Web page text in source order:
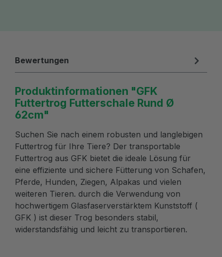
Bewertungen
Produktinformationen "GFK
Futtertrog Futterschale Rund Ø
62cm"
Suchen Sie nach einem robusten und langlebigen
Futtertrog für Ihre Tiere? Der transportable
Futtertrog aus GFK bietet die ideale Lösung für
eine effiziente und sichere Fütterung von Schafen,
Pferde, Hunden, Ziegen, Alpakas und vielen
weiteren Tieren. durch die Verwendung von
hochwertigem Glasfaserverstärktem Kunststoff (
GFK ) ist dieser Trog besonders stabil,
widerstandsfähig und leicht zu transportieren.